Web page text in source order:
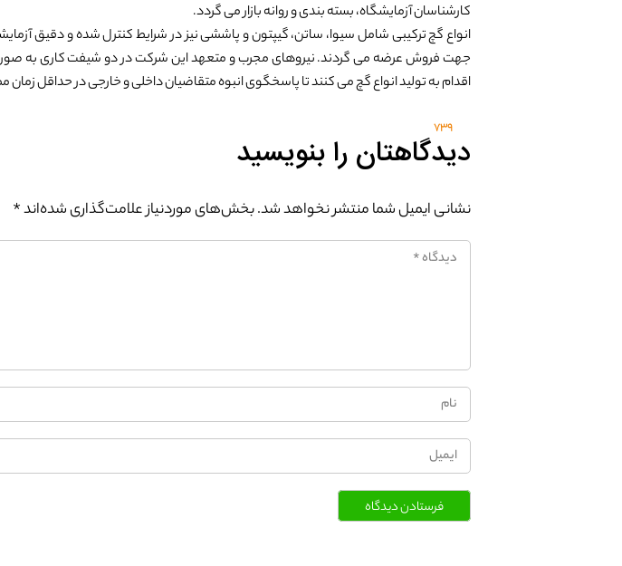
کارشناسان آزمایشگاه، بسته بندی و روانه بازار می گردد.
انواع گچ ترکیبی شامل سیوا، ساتن، گیپتون و پاششی نیز در شرایط کنترل شده و دقیق
جهت فروش عرضه می گردند. نیروهای مجرب و متعهد این شرکت در دو شیفت کاری به
اقدام به تولید انواع گچ می کنند تا پاسخگوی انبوه متقاضیان داخلی و خارجی در حداقل
739
دیدگاهتان را بنویسید
نشانی ایمیل شما منتشر نخواهد شد.بخش‌های موردنیاز علامت‌گذاری شده‌اند*
فرستادن دیدگاه
0%